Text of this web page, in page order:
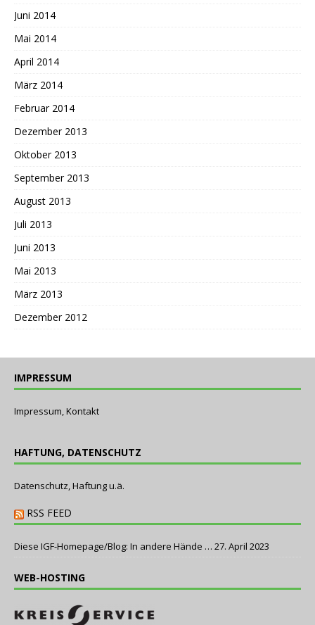
Juni 2014
Mai 2014
April 2014
März 2014
Februar 2014
Dezember 2013
Oktober 2013
September 2013
August 2013
Juli 2013
Juni 2013
Mai 2013
März 2013
Dezember 2012
IMPRESSUM
Impressum, Kontakt
HAFTUNG, DATENSCHUTZ
Datenschutz, Haftung u.ä.
RSS FEED
Diese IGF-Homepage/Blog: In andere Hände … 27. April 2023
WEB-HOSTING